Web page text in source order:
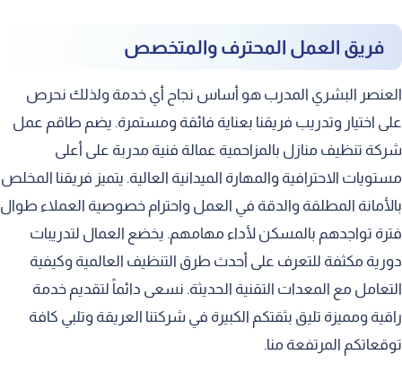
فريق العمل المحترف والمتخصص
العنصر البشري المدرب هو أساس نجاح أي خدمة ولذلك نحرص
على اختيار وتدريب فريقنا بعناية فائقة ومستمرة. يضم طاقم عمل
شركة تنظيف منازل بالمزاحمية عمالة فنية مدربة على أعلى
مستويات الاحترافية والمهارة الميدانية العالية. يتميز فريقنا المخلص
بالأمانة المطلقة والدقة في العمل واحترام خصوصية العملاء طوال
فترة تواجدهم بالمسكن لأداء مهامهم. يخضع العمال لتدريبات
دورية مكثفة للتعرف على أحدث طرق التنظيف العالمية وكيفية
التعامل مع المعدات التقنية الحديثة. نسعى دائماً لتقديم خدمة
راقية ومميزة تليق بثقتكم الكبيرة في شركتنا العريقة وتلبي كافة
توقعاتكم المرتفعة منا.